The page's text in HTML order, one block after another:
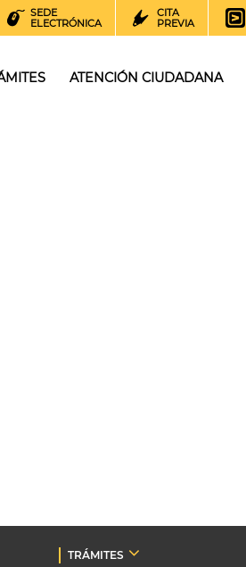
SEDE
ELECTRÓNICA
CITA
PREVIA
ATENCIÓN CIUDADANA
TRÁMITES